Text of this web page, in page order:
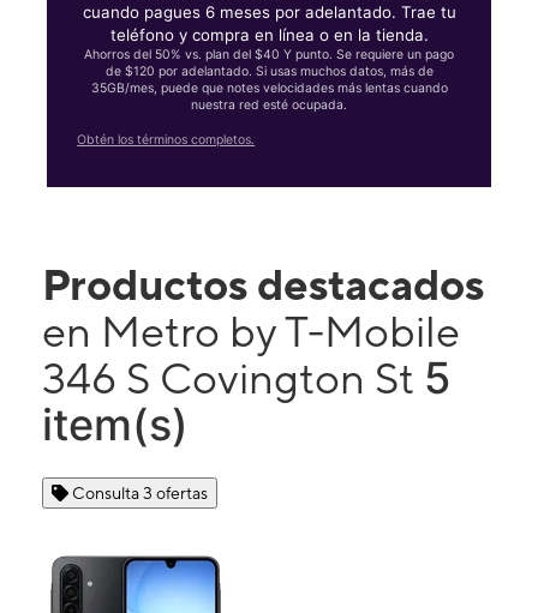
cuando pagues 6 meses por adelantado. Trae tu
teléfono y compra en línea o en la tienda.
Ahorros del 50% vs. plan del $40 Y punto. Se requiere un pago
de $120 por adelantado. Si usas muchos datos, más de
35GB/mes, puede que notes velocidades más lentas cuando
nuestra red esté ocupada.
Obtén los términos completos.
Productos destacados
en Metro by T-Mobile
346 S Covington St 5
item(s)
Consulta 3 ofertas